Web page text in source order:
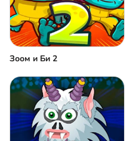
Зоом и Би 2